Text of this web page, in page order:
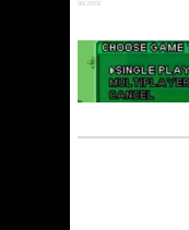
98/2003/